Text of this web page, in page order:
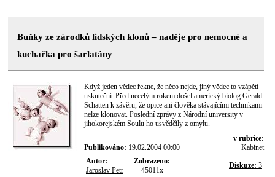
Buňky ze zárodků lidských klonů – naděje pro nemocné a
kuchařka pro šarlatány
Když jeden vědec řekne, že něco nejde, jiný vědec to vzápětí
uskuteční. Před necelým rokem došel americký biolog Gerald
Schatten k závěru, že opice ani člověka stávajícími technikami
nelze klonovat. Poslední zprávy z Národní university v
jihokorejském Soulu ho usvědčily z omylu.
Publikováno: 19.02.2004 00:00
v rubrice:
Kabinet
Autor:
Jaroslav Petr
Zobrazeno:
45011x
Diskuze: 3